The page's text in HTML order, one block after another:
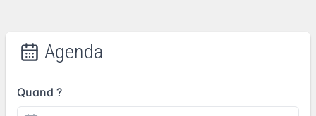
Agenda
Quand ?